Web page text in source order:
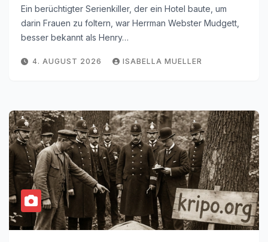
Ein berüchtigter Serienkiller, der ein Hotel baute, um
darin Frauen zu foltern, war Herrman Webster Mudgett,
besser bekannt als Henry…
4. AUGUST 2026 ISABELLA MUELLER